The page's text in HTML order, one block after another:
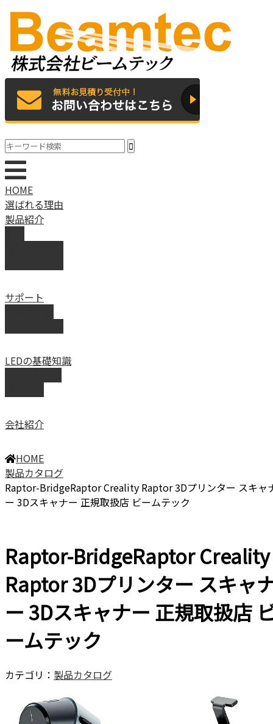
HOME
選ばれる理由
製品紹介
サポート
LEDの基礎知識
会社紹介
HOME
製品カタログ
Raptor-BridgeRaptor Creality Raptor 3Dプリンター スキャ
ー 3Dスキャナー 正規取扱店 ビームテック
Raptor-BridgeRaptor Creality
Raptor 3Dプリンター スキャ
ー 3Dスキャナー 正規取扱店
ームテック
カテゴリ： 製品カタログ